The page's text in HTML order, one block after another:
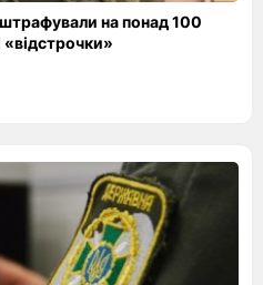
на понад 100
«відстрочки»